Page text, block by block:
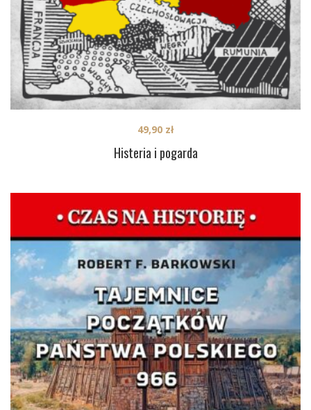
Histeria i pogarda
49,90 zł